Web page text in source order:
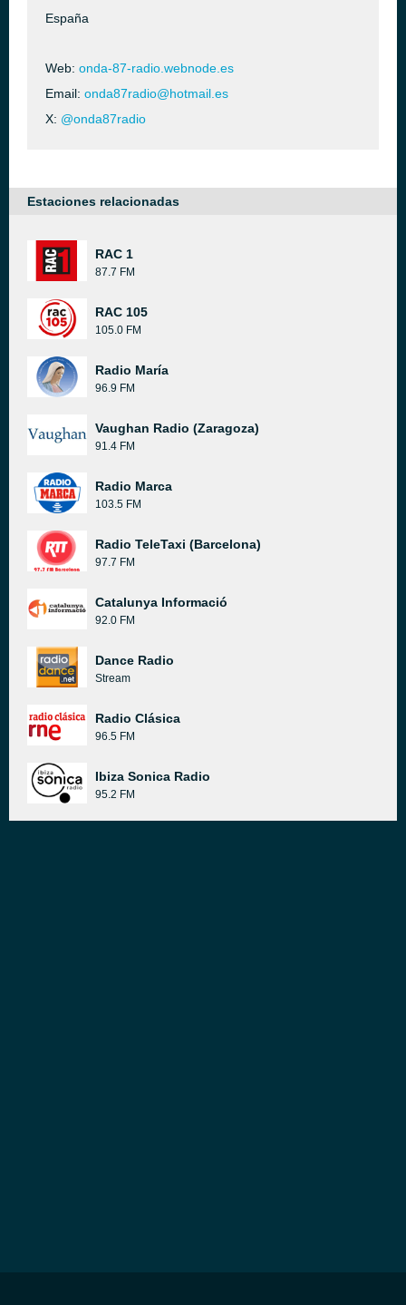
España
Web: onda-87-radio.webnode.es
Email: onda87radio@hotmail.es
X: @onda87radio
Estaciones relacionadas
RAC 1
87.7 FM
RAC 105
105.0 FM
Radio María
96.9 FM
Vaughan Radio (Zaragoza)
91.4 FM
Radio Marca
103.5 FM
Radio TeleTaxi (Barcelona)
97.7 FM
Catalunya Informació
92.0 FM
Dance Radio
Stream
Radio Clásica
96.5 FM
Ibiza Sonica Radio
95.2 FM